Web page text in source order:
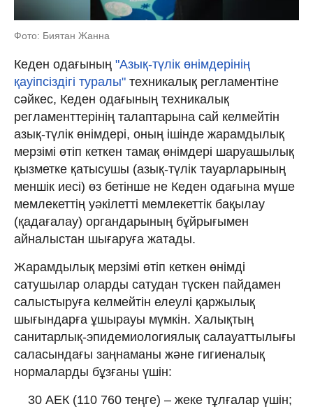
Фото: Биятан Жанна
Кеден одағының "Азық-түлік өнімдерінің
қауіпсіздігі туралы" техникалық регламентіне
сәйкес, Кеден одағының техникалық
регламенттерінің талаптарына сай келмейтін
азық-түлік өнімдері, оның ішінде жарамдылық
мерзімі өтіп кеткен тамақ өнімдері шаруашылық
қызметке қатысушы (азық-түлік тауарларының
меншік иесі) өз бетінше не Кеден одағына мүше
мемлекеттің уәкілетті мемлекеттік бақылау
(қадағалау) органдарының бұйрығымен
айналыстан шығаруға жатады.
Жарамдылық мерзімі өтіп кеткен өнімді
сатушылар оларды сатудан түскен пайдамен
салыстыруға келмейтін елеулі қаржылық
шығындарға ұшырауы мүмкін. Халықтың
санитарлық-эпидемиологиялық салауаттылығы
саласындағы заңнаманы және гигиеналық
нормаларды бұзғаны үшін:
30 АЕК (110 760 теңге) – жеке тұлғалар үшін;